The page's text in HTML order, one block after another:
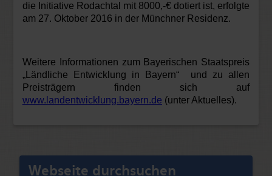
die Initiative Rodachtal mit 8000,-€ dotiert ist, erfolgte
am 27. Oktober 2016 in der Münchner Residenz.
Weitere Informationen zum Bayerischen Staatspreis
„Ländliche Entwicklung in Bayern“ und zu allen
Preisträgern finden sich auf
www.landentwicklung.bayern.de (unter Aktuelles).
Webseite durchsuchen